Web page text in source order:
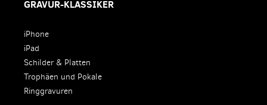
GRAVUR-KLASSIKER
iPhone
iPad
Schilder & Platten
Trophäen und Pokale
Ringgravuren